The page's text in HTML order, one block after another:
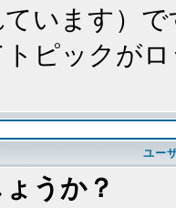
います）
ピックが
ユー
うか？